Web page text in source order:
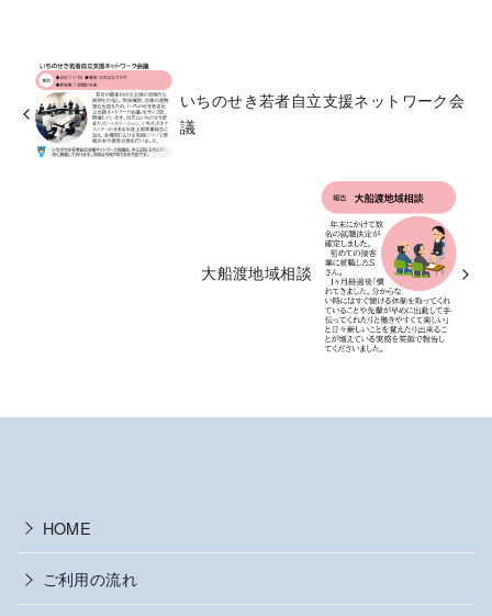
いちのせき若者自立支援ネットワーク会
議
大船渡地域相談
HOME
ご利用の流れ